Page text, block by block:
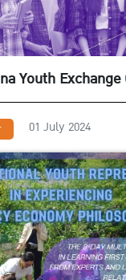
Youth
01 July 2024